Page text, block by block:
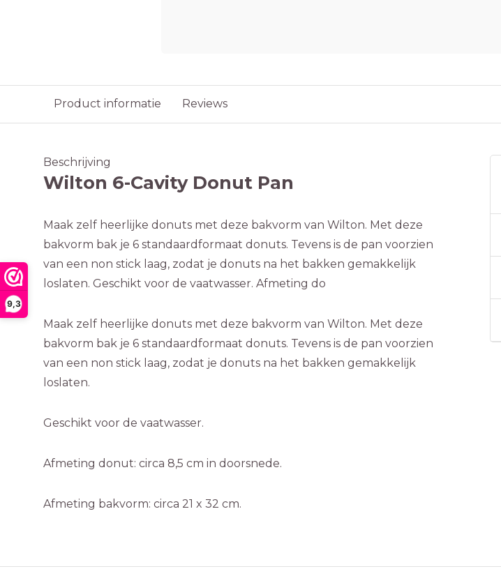
9,3
Product informatie Reviews
Beschrijving
Wilton 6-Cavity Donut Pan
Maak zelf heerlijke donuts met deze bakvorm van Wilton. Met deze
bakvorm bak je 6 standaardformaat donuts. Tevens is de pan voorzien
van een non stick laag, zodat je donuts na het bakken gemakkelijk
loslaten. Geschikt voor de vaatwasser. Afmeting do
Maak zelf heerlijke donuts met deze bakvorm van Wilton. Met deze
bakvorm bak je 6 standaardformaat donuts. Tevens is de pan voorzien
van een non stick laag, zodat je donuts na het bakken gemakkelijk
loslaten.
Geschikt voor de vaatwasser.
Afmeting donut: circa 8,5 cm in doorsnede.
Afmeting bakvorm: circa 21 x 32 cm.